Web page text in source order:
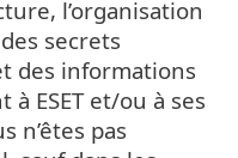
l’organisation
secrets
des informations
ESET et/ou à ses
n’êtes pas